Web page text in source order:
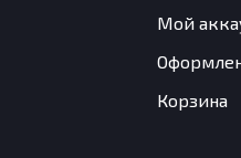
Мой
Корзина